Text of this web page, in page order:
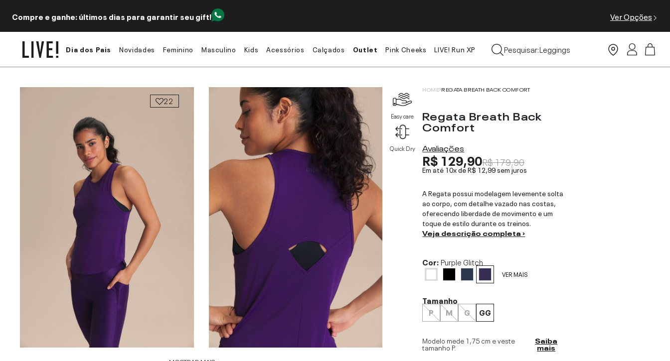
Compre e ganhe: últimos dias para garantir seu gift! Ver Opções
Dia dos Pais Novidades Feminino Masculino Kids Acessórios Calçados Outlet Pink Cheeks LIVE! Run XP
Pesquisar:
Tops
Leggings
22
Easy care
Quick Dry
HOME REGATA BREATH BACK COMFORT
Regata Breath Back
Comfort
Avaliações
R$ 129,90R$ 179,90
Em até 10x deR$ 12,99sem juros
A Regata possui modelagem levemente solta
ao corpo, com detalhe vazado nas costas,
oferecendo liberdade de movimento e um
toque de estilo durante os treinos.
Veja descrição completa ›
Cor:Purple Glitch
VER MAIS
Tamanho
P
M G GG
Modelo mede 1,75 cm e veste
tamanho P.
Saiba
mais